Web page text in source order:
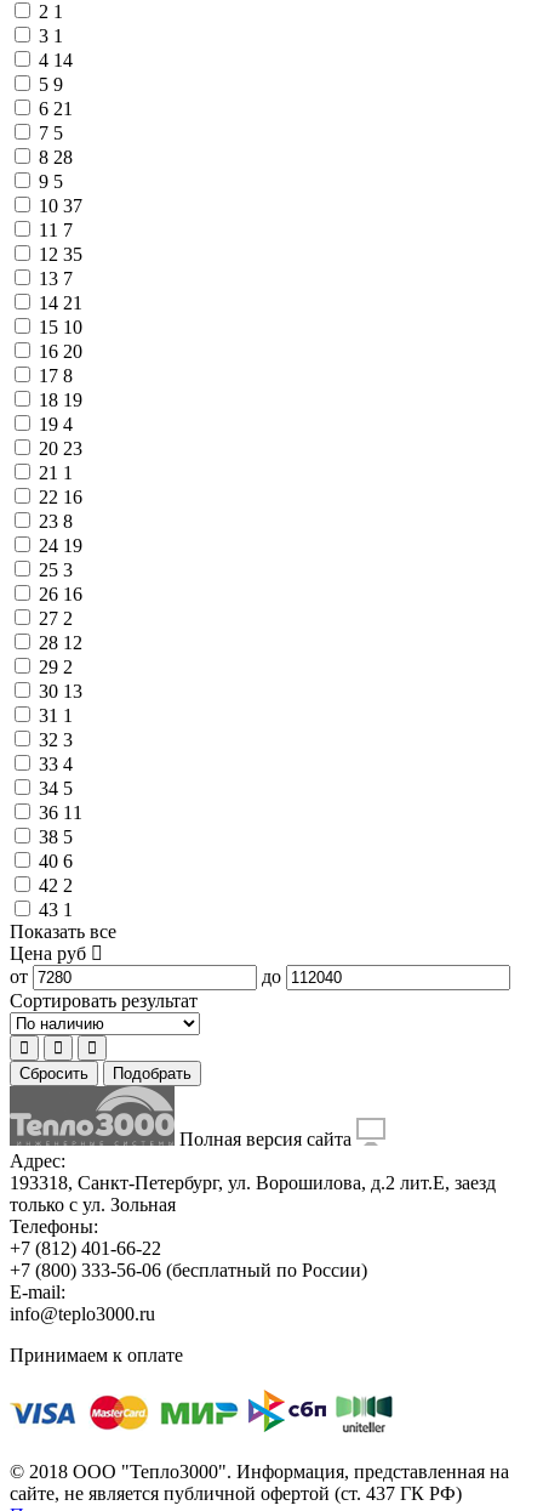
2 1
3 1
4 14
5 9
6 21
7 5
8 28
9 5
10 37
11 7
12 35
13 7
14 21
15 10
16 20
17 8
18 19
19 4
20 23
21 1
22 16
23 8
24 19
25 3
26 16
27 2
28 12
29 2
30 13
31 1
32 3
33 4
34 5
36 11
38 5
40 6
42 2
43 1
Показать все
Цена руб
от
до
Сортировать результат
Сбросить Подобрать
Полная версия сайта
Адрес:
193318, Санкт-Петербург, ул. Ворошилова, д.2 лит.Е, заезд
только с ул. Зольная
Телефоны:
+7 (812) 401-66-22
+7 (800) 333-56-06 (бесплатный по России)
E-mail:
info@teplo3000.ru
Принимаем к оплате
© 2018 ООО "Тепло3000". Информация, представленная на
сайте, не является публичной офертой (ст. 437 ГК РФ)